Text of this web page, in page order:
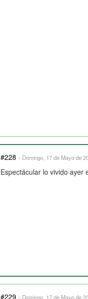
#228 · Domingo, 17 de Mayo de
Espectácular lo vivido ayer
#229 · Domingo, 17 de Mayo de